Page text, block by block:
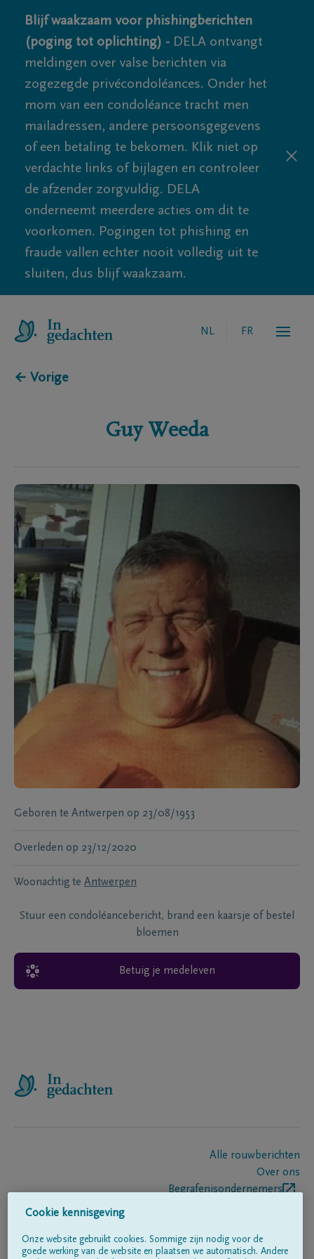
Blijf waakzaam voor phishingberichten
(poging tot oplichting) - DELA ontvangt
meldingen over valse berichten via
zogezegde privécondoléances. Onder het
mom van een condoléance tracht men
mailadressen, andere persoonsgegevens
of een betaling te bekomen. Klik niet op
verdachte links of bijlagen en controleer
de afzender zorgvuldig. DELA
onderneemt meerdere acties om dit te
voorkomen. Pogingen tot phishing en
fraude vallen echter nooit volledig uit te
sluiten, dus blijf waakzaam.
NL FR
← Vorige
Guy Weeda
Geboren te Antwerpen op 23/08/1953
Overleden op 23/12/2020
Woonachtig te Antwerpen
Stuur een condoléancebericht, brand een kaarsje of bestel
bloemen
Betuig je medeleven
Alle rouwberichten
Over ons
Begrafenisondernemers
Cookie kennisgeving
Onze website gebruikt cookies. Sommige zijn nodig voor de
goede werking van de website en plaatsen we automatisch. Andere